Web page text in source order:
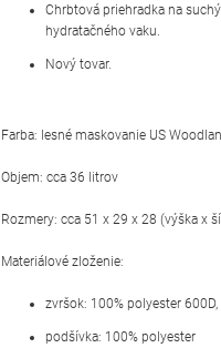
Chrbtová priehradka na
hydratačného vaku.
Nový tovar.
Farba: lesné maskovanie US
Objem: cca 36 litrov
Rozmery: cca 51 x 29 x 28 (výška x
Materiálové zloženie:
zvršok: 100% polyester
podšívka: 100% polyester